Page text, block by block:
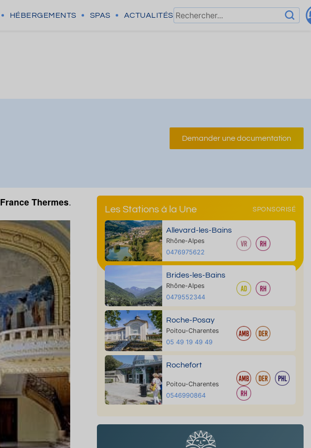
HÉBERGEMENTS SPAS ACTUALITÉS
Demander une documentation
France Thermes.
Les Stations à la Une SPONSORISÉ
Allevard-les-Bains
Rhône-Alpes
0476975622
Brides-les-Bains
Rhône-Alpes
0479552344
Roche-Posay
Poitou-Charentes
05 49 19 49 49
Rochefort
Poitou-Charentes
0546990864